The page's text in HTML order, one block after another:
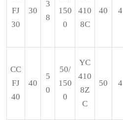
FJ
30
30
3
8
150
0
410
8C
40 4
CC
FJ
40
40
5
0
50/
150
0
YC
410
8Z
C
50 4